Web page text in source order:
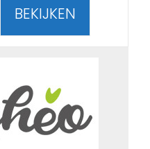
BEKIJKEN